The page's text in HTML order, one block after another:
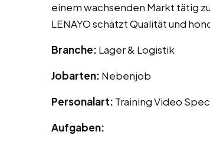
einem wachsenden Markt tätig
LENAYO schätzt Qualität und
Branche: Lager & Logistik
Jobarten: Nebenjob
Personalart: Training Video
Aufgaben: